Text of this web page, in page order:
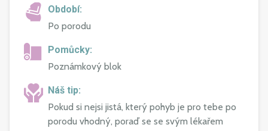
Období:
Po porodu
Pomůcky:
Poznámkový blok
Náš tip:
Pokud si nejsi jistá, který pohyb je pro tebe po
porodu vhodný, poraď se se svým lékařem